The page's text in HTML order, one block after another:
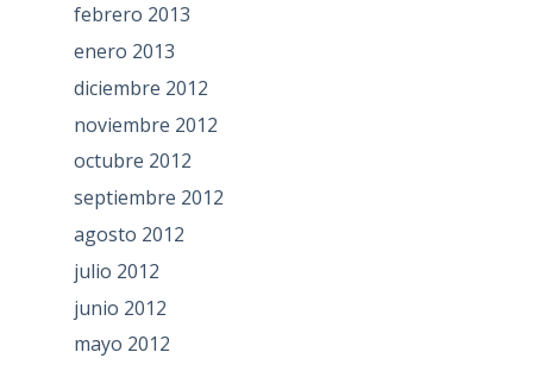
febrero 2013
enero 2013
diciembre 2012
noviembre 2012
octubre 2012
septiembre 2012
agosto 2012
julio 2012
junio 2012
mayo 2012